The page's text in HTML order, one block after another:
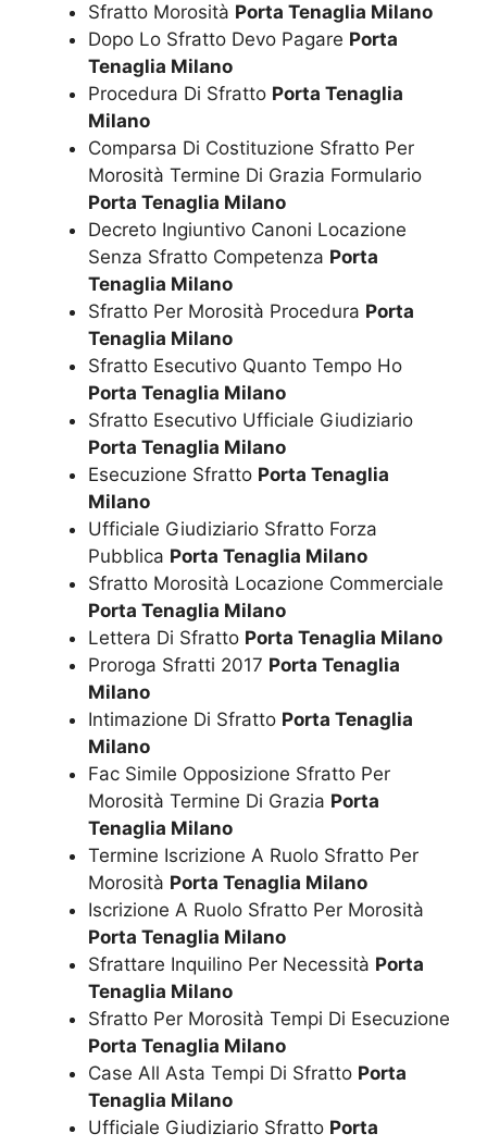
Sfratto Morosità Porta Tenaglia Milano
Dopo Lo Sfratto Devo Pagare Porta
Tenaglia Milano
Procedura Di Sfratto Porta Tenaglia
Milano
Comparsa Di Costituzione Sfratto Per
Morosità Termine Di Grazia Formulario
Porta Tenaglia Milano
Decreto Ingiuntivo Canoni Locazione
Senza Sfratto Competenza Porta
Tenaglia Milano
Sfratto Per Morosità Procedura Porta
Tenaglia Milano
Sfratto Esecutivo Quanto Tempo Ho
Porta Tenaglia Milano
Sfratto Esecutivo Ufficiale Giudiziario
Porta Tenaglia Milano
Esecuzione Sfratto Porta Tenaglia
Milano
Ufficiale Giudiziario Sfratto Forza
Pubblica Porta Tenaglia Milano
Sfratto Morosità Locazione Commerciale
Porta Tenaglia Milano
Lettera Di Sfratto Porta Tenaglia Milano
Proroga Sfratti 2017 Porta Tenaglia
Milano
Intimazione Di Sfratto Porta Tenaglia
Milano
Fac Simile Opposizione Sfratto Per
Morosità Termine Di Grazia Porta
Tenaglia Milano
Termine Iscrizione A Ruolo Sfratto Per
Morosità Porta Tenaglia Milano
Iscrizione A Ruolo Sfratto Per Morosità
Porta Tenaglia Milano
Sfrattare Inquilino Per Necessità Porta
Tenaglia Milano
Sfratto Per Morosità Tempi Di Esecuzione
Porta Tenaglia Milano
Case All Asta Tempi Di Sfratto Porta
Tenaglia Milano
Ufficiale Giudiziario Sfratto Porta